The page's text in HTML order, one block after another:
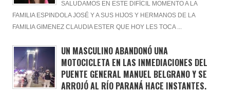
SALUDAMOS EN ESTE DIFÍCIL MOMENTO A LA
FAMILIA ESPINDOLA JOSÉ Y A SUS HIJOS Y HERMANOS DE LA
FAMILIA GIMENEZ CLAUDIA ESTER QUE HOY LES TOCA ...
UN MASCULINO ABANDONÓ UNA
MOTOCICLETA EN LAS INMEDIACIONES DEL
PUENTE GENERAL MANUEL BELGRANO Y SE
ARROJÓ AL RÍO PARANÁ HACE INSTANTES.